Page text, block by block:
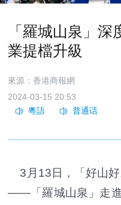
「羅城山泉」
業提檔升級
來源：香港商報網
2024-03-15 20:53
3月13日，「好山好
——「羅城山泉」走